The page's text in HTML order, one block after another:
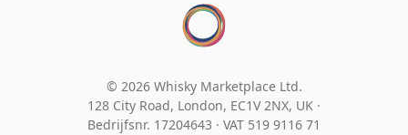
© 2026 Whisky Marketplace Ltd.
128 City Road, London, EC1V 2NX, UK ·
Bedrijfsnr. 17204643 · VAT 519 9116 71